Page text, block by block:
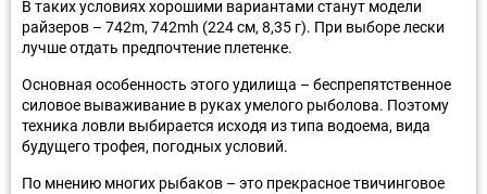
В таких условиях хорошими вариантами станут модели
райзеров – 742m, 742mh (224 см, 8,35 г). При выборе лески
лучше отдать предпочтение плетенке.
Основная особенность этого удилища – беспрепятственное
силовое вываживание в руках умелого рыболова. Поэтому
техника ловли выбирается исходя из типа водоема, вида
будущего трофея, погодных условий.
По мнению многих рыбаков – это прекрасное твичинговое